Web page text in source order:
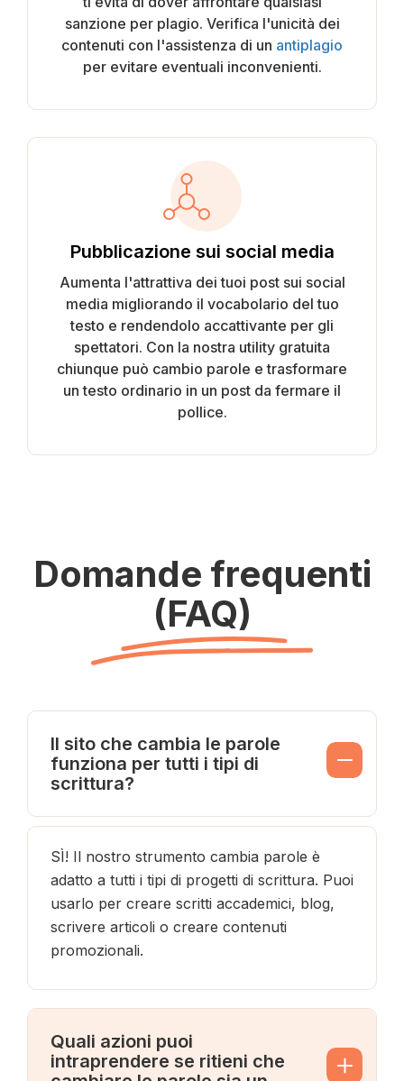
sanzione per plagio. Verifica l'unicità dei
contenuti con l'assistenza di un antiplagio
per evitare eventuali inconvenienti.
Pubblicazione sui social media
Aumenta l'attrattiva dei tuoi post sui social
media migliorando il vocabolario del tuo
testo e rendendolo accattivante per gli
spettatori. Con la nostra utility gratuita
chiunque può cambio parole e trasformare
un testo ordinario in un post da fermare il
pollice.
Domande frequenti
(FAQ)
Il sito che cambia le parole
funziona per tutti i tipi di
scrittura?
SÌ! Il nostro strumento cambia parole è
adatto a tutti i tipi di progetti di scrittura. Puoi
usarlo per creare scritti accademici, blog,
scrivere articoli o creare contenuti
promozionali.
Quali azioni puoi
intraprendere se ritieni che